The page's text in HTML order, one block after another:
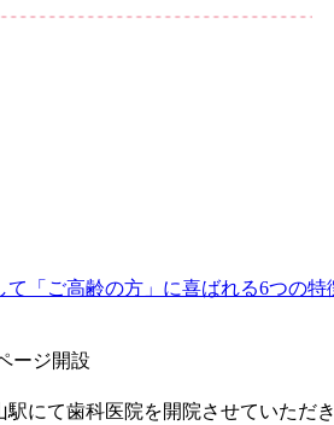
ージ開設
にて歯科医院を開院させていただき